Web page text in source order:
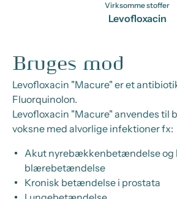
Virksomme stoffer
Levofloxacin
Bruges mod
Levofloxacin "Macure" er et
Fluorquinolon.
Levofloxacin "Macure" anvendes til
voksne med alvorlige infektioner fx:
Akut nyrebækkenbetændelse og
blærebetændelse
Kronisk betændelse i prostata